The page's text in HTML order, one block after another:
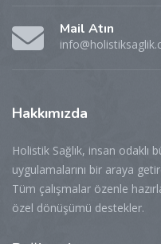
Mail Atın
Hakkımızda
Holistik Sağlık, insan
uygulamalarını bir araya
Tüm çalışmalar özenle
özel dönüşümü destekler.